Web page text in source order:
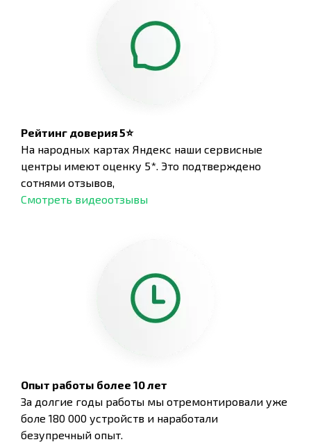
Рейтинг доверия 5⭐
На народных картах Яндекс наши сервисные
центры имеют оценку 5*. Это подтверждено
сотнями отзывов,
Смотреть видеоотзывы
Опыт работы более 10 лет
За долгие годы работы мы отремонтировали уже
боле 180 000 устройств и наработали
безупречный опыт.